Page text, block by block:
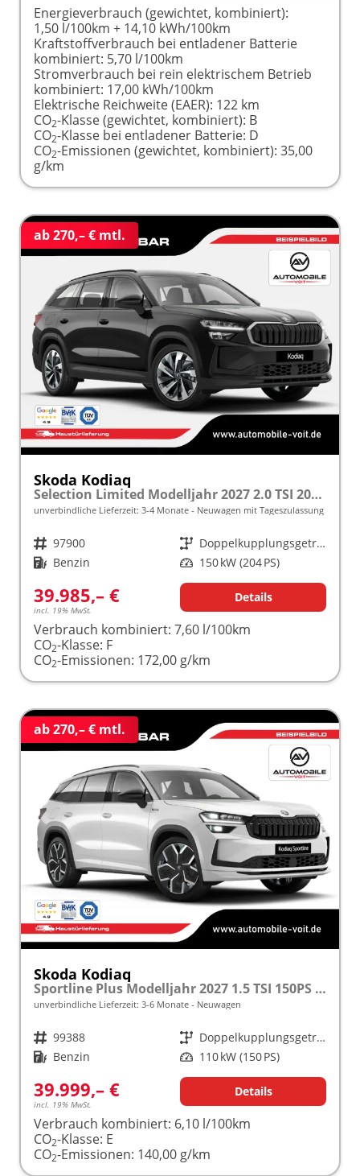
Energieverbrauch (gewichtet, kombiniert):
1,50 l/100km + 14,10 kWh/100km
Kraftstoffverbrauch bei entladener Batterie
kombiniert: 5,70 l/100km
Stromverbrauch bei rein elektrischem Betrieb
kombiniert: 17,00 kWh/100km
Elektrische Reichweite (EAER): 122 km
CO2-Klasse (gewichtet, kombiniert): B
CO2-Klasse bei entladener Batterie: D
CO2-Emissionen (gewichtet, kombiniert): 35,00
g/km
ab 270,– € mtl.
Skoda Kodiaq
Selection Limited Modelljahr 2027 2.0 TSI 204 PS DSG 4x4 5 J. Garantie/AHK/NAVI/SHZ/KAMERA/LED frei konfigurierbar!
unverbindliche Lieferzeit: 3-4 Monate Neuwagen mit Tageszulassung
Fahrzeugnr. 97900 Getriebe
Doppelkupplungsgetriebe (DSG)
Kraftstoff Benzin Leistung 150 kW (204 PS)
39.985,– €
incl. 19% MwSt.
Details
Verbrauch kombiniert: 7,60 l/100km
CO2-Klasse: F
CO2-Emissionen: 172,00 g/km
ab 270,– € mtl.
Skoda Kodiaq
Sportline Plus Modelljahr 2027 1.5 TSI 150PS DSG MATRIX/KAMERA/ACC/MEMORY/NAVI/SHZ/3Z.KLIMA/ELEKTR. HECKKLAPPE frei konfigurierbar!
unverbindliche Lieferzeit: 3-6 Monate Neuwagen
Fahrzeugnr. 99388 Getriebe
Doppelkupplungsgetriebe (DSG)
Kraftstoff Benzin Leistung 110 kW (150 PS)
39.999,– €
incl. 19% MwSt.
Details
Verbrauch kombiniert: 6,10 l/100km
CO2-Klasse: E
CO2-Emissionen: 140,00 g/km